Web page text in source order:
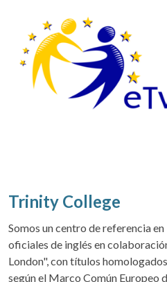
Trinity College
Somos un centro de referencia
oficiales de inglés en
London", con títulos
según el Marco Común Europeo